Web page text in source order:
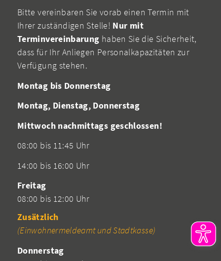
Bitte vereinbaren Sie vorab einen Termin mit
Ihrer zuständigen Stelle! Nur mit
Terminvereinbarung haben Sie die Sicherheit,
dass für Ihr Anliegen Personalkapazitäten zur
Verfügung stehen.
Montag bis Donnerstag
Montag, Dienstag, Donnerstag
Mittwoch nachmittags geschlossen!
08:00 bis 11:45 Uhr
14:00 bis 16:00 Uhr
Freitag
08:00 bis 12:00 Uhr
Zusätzlich
(Einwohnermeldeamt und Stadtkasse)
Donnerstag